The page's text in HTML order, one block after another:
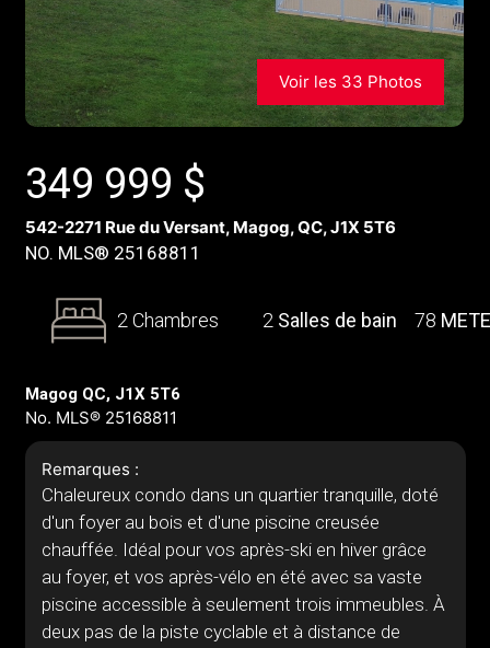
Voir les 33 Photos
349 999 $
542-2271 Rue du Versant, Magog, QC, J1X 5T6
NO. MLS® 25168811
2 Chambres 2 Salles de bain 78
Magog QC, J1X 5T6
No. MLS® 25168811
Remarques :
Chaleureux condo dans un quartier tranquille, doté
d'un foyer au bois et d'une piscine creusée
chauffée. Idéal pour vos après-ski en hiver grâce
au foyer, et vos après-vélo en été avec sa vaste
piscine accessible à seulement trois immeubles. À
deux pas de la piste cyclable et à distance de